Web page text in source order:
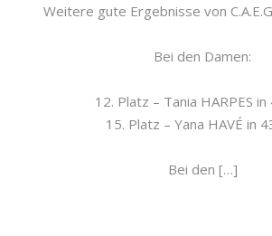
Weitere gute Ergebnisse von
Bei den Damen:
12. Platz – Tania HARPES in
15. Platz – Yana HAVÉ in
Bei den […]